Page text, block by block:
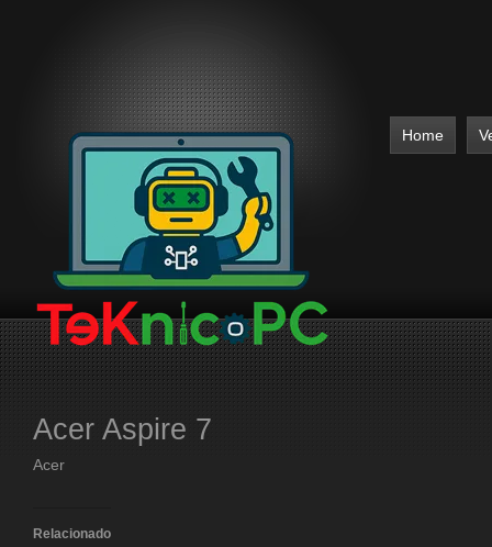
Home
Acer Aspire 7
Acer
Relacionado